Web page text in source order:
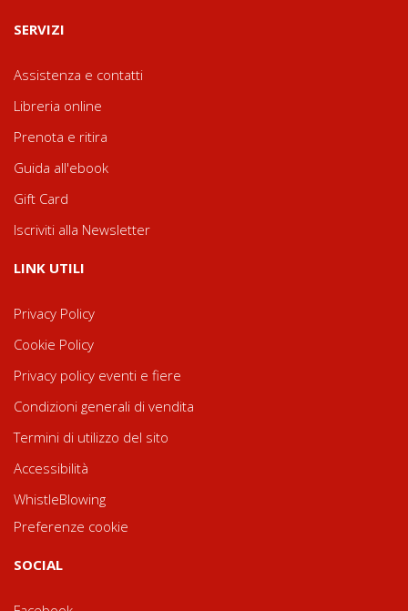
SERVIZI
Assistenza e contatti
Libreria online
Prenota e ritira
Guida all'ebook
Gift Card
Iscriviti alla Newsletter
LINK UTILI
Privacy Policy
Cookie Policy
Privacy policy eventi e fiere
Condizioni generali di vendita
Termini di utilizzo del sito
Accessibilità
WhistleBlowing
Preferenze cookie
SOCIAL